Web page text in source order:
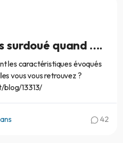
surdoué quand ….
les caractéristiques évoqués
vous vous retrouvez ?
13313/
42